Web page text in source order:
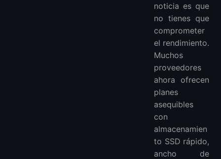
noticia es que
no tienes que
comprometer
el rendimiento.
Muchos
proveedores
ahora ofrecen
planes
asequibles
con
almacenamien
to SSD rápido,
ancho de